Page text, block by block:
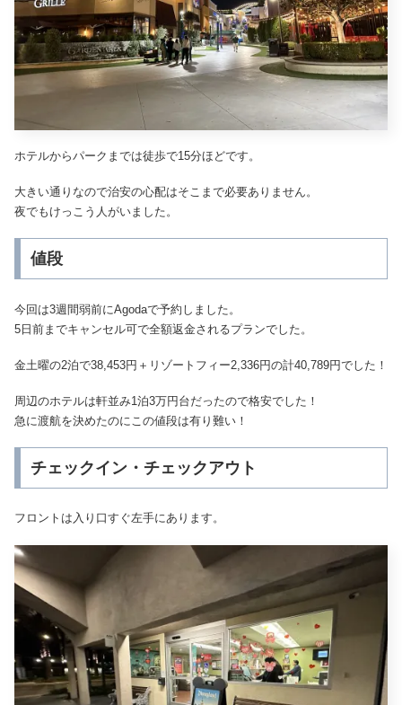
ホテルからパークまでは徒歩で15分ほどです。
大きい通りなので治安の心配はそこまで必要ありません。
夜でもけっこう人がいました。
値段
今回は3週間弱前にAgodaで予約しました。
5日前までキャンセル可で全額返金されるプランでした。
金土曜の2泊で38,453円＋リゾートフィー2,336円の計40,789円でした！
周辺のホテルは軒並み1泊3万円台だったので格安でした！
急に渡航を決めたのにこの値段は有り難い！
チェックイン・チェックアウト
フロントは入り口すぐ左手にあります。